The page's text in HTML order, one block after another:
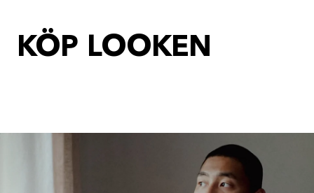
KÖP LOOKEN